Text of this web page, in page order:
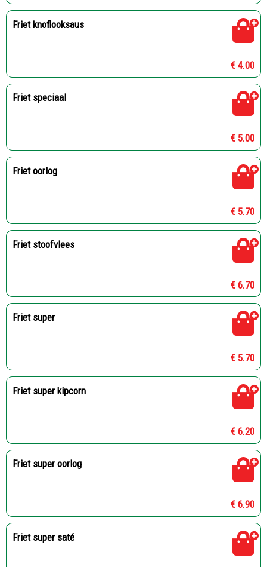
Friet knoflooksaus
€ 4.00
Friet speciaal
€ 5.00
Friet oorlog
€ 5.70
Friet stoofvlees
€ 6.70
Friet super
€ 5.70
Friet super kipcorn
€ 6.20
Friet super oorlog
€ 6.90
Friet super saté